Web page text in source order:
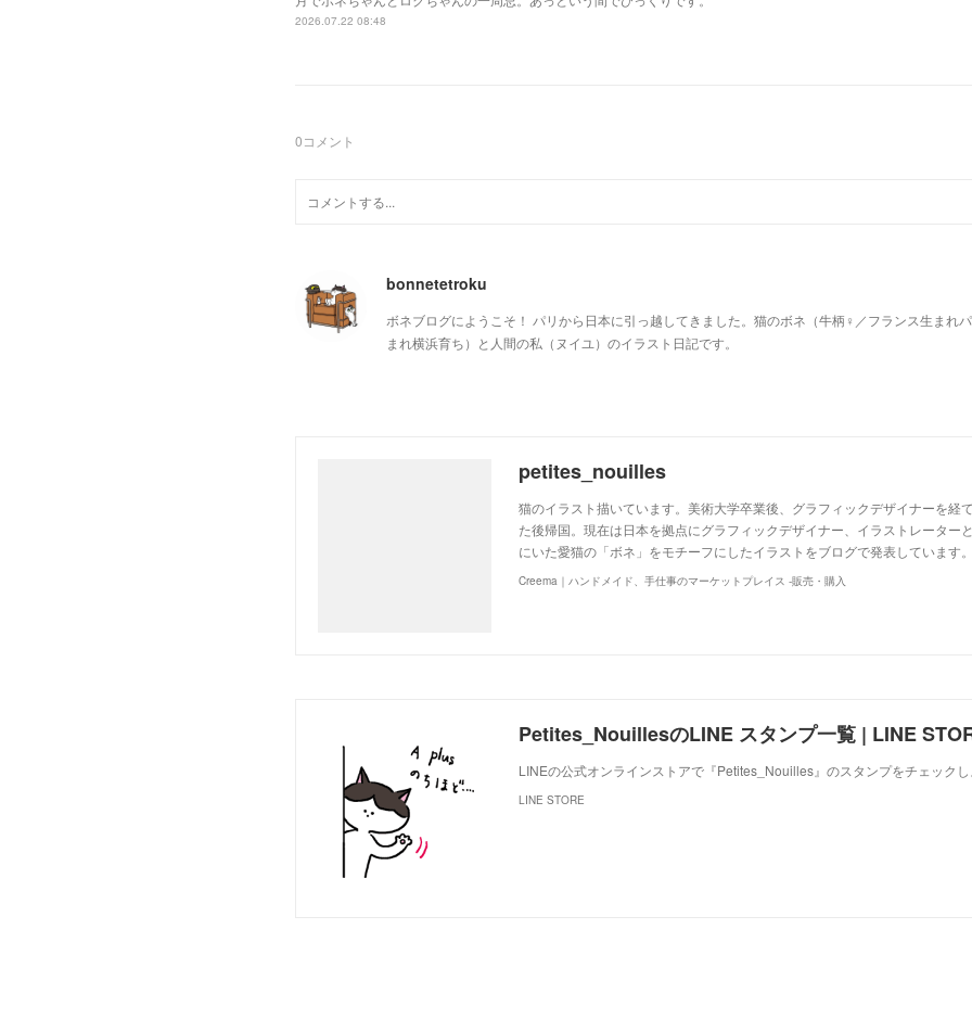
2026.07.22 08:48
0コメント
bonnetetroku
ボネブログにようこそ！ パリから日本に引っ越してきました。猫のボネ（牛柄♀／フランス生まれ
まれ横浜育ち）と人間の私（ヌイユ）のイラスト日記です。
petites_nouilles
猫のイラスト描いています。美術大学卒業後、グラフィックデザイナーを経
た後帰国。現在は日本を拠点にグラフィックデザイナー、イラストレーター
にいた愛猫の「ボネ」をモチーフにしたイラストをブログで発表していま
Creema｜ハンドメイド、手仕事のマーケットプレイス -販売・購入
Petites_NouillesのLINE スタンプ一覧 | LINE
LINEの公式オンラインストアで『Petites_Nouilles』のスタンプをチェック
LINE STORE